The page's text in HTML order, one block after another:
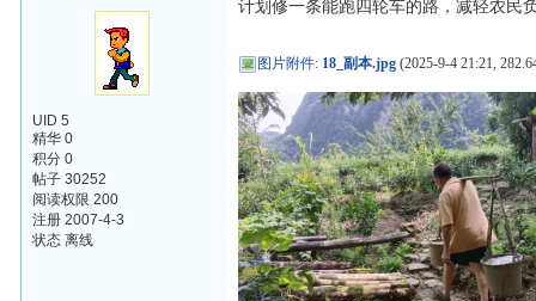
UID 5
精华 0
积分 0
帖子 30252
阅读权限 200
注册 2007-4-3
状态 离线
计划修一条能跑四轮车的路，减轻农民
图片附件: 18_副本.jpg (2025-9-4 21:21,